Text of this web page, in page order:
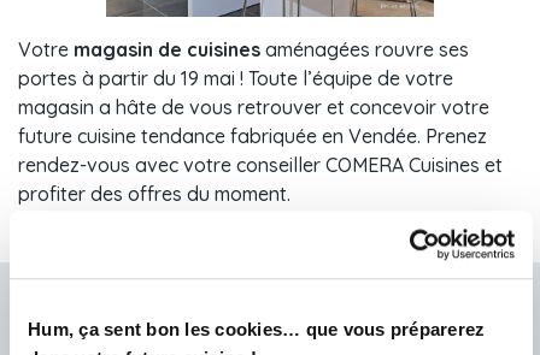
Hum, ça sent bon les cookies… que vous préparerez
Votre magasin de cuisines aménagées rouvre ses
portes à partir du 19 mai ! Toute l’équipe de votre
magasin a hâte de vous retrouver et concevoir votre
future cuisine tendance fabriquée en Vendée. Prenez
rendez-vous avec votre conseiller COMERA Cuisines et
profiter des offres du moment.
Prendre rendez-vous chez COMERA COHADE